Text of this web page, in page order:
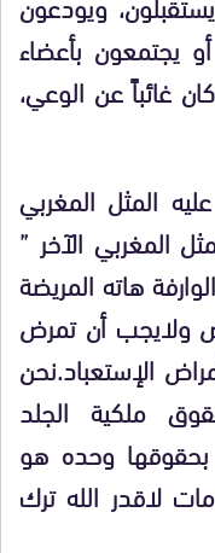
يجتمعون بأعضاء
غائباً عن الوعي،
المثل المغربي
المغربي الآخر ”
هاته المريضة
ولايجب أن تمرض
الإستعباد.نحن
ملكية الجلد
بحقوقها وحده هو
لاقدر الله ترك